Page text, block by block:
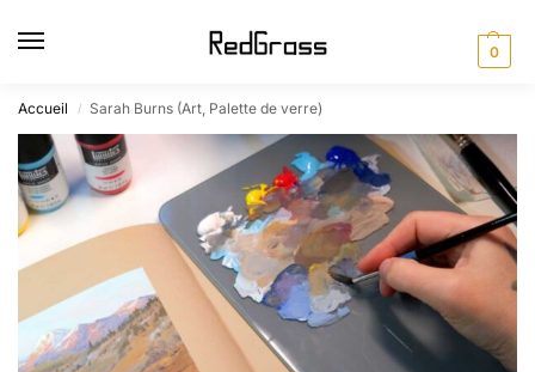
0
Accueil / Sarah Burns (Art, Palette de verre)